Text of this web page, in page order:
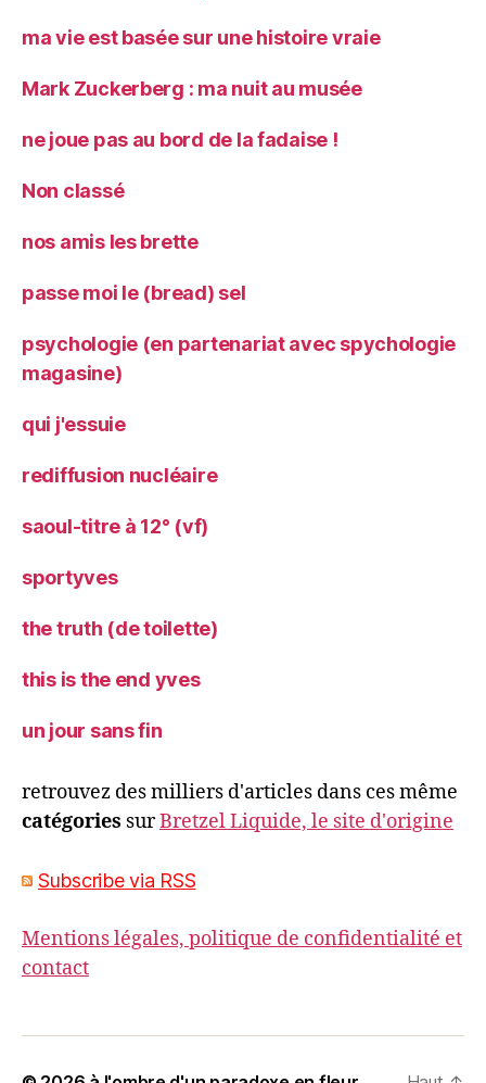
ma vie est basée sur une histoire vraie
Mark Zuckerberg : ma nuit au musée
ne joue pas au bord de la fadaise !
Non classé
nos amis les brette
passe moi le (bread) sel
psychologie (en partenariat avec spychologie
magasine)
qui j'essuie
rediffusion nucléaire
saoul-titre à 12° (vf)
sportyves
the truth (de toilette)
this is the end yves
un jour sans fin
retrouvez des milliers d'articles dans ces même
catégories surBretzel Liquide, le site d'origine
Subscribe via RSS
Mentions légales, politique de confidentialité et
contact